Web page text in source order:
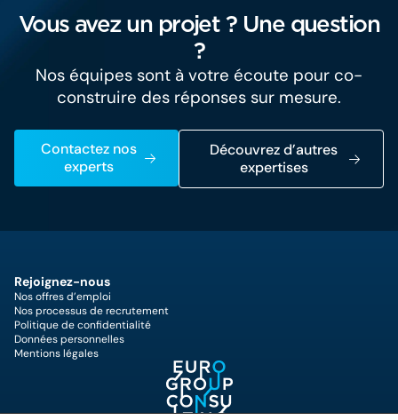
Vous avez un projet ? Une question
?
Nos équipes sont à votre écoute pour co-
construire des réponses sur mesure.
Contactez nos
experts
Découvrez d’autres
expertises
Rejoignez-nous
Nos offres d’emploi
Nos processus de recrutement
Politique de confidentialité
Données personnelles
Mentions légales